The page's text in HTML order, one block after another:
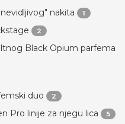
nakita 1
2
Black Opium parfema
duo 2
Pro linije za njegu lica 5